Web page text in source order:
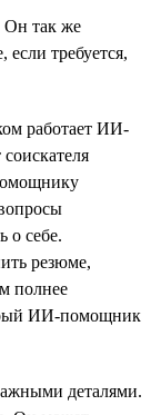
Он так же
если требуется,
работает ИИ-
о себе.
резюме,
полнее
ИИ-помощник
деталями.